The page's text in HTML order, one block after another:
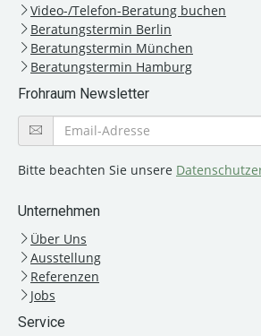
Video-/Telefon-Beratung buchen
Beratungstermin Berlin
Beratungstermin München
Beratungstermin Hamburg
Frohraum Newsletter
Bitte beachten Sie unsere
Unternehmen
Über Uns
Ausstellung
Referenzen
Jobs
Service